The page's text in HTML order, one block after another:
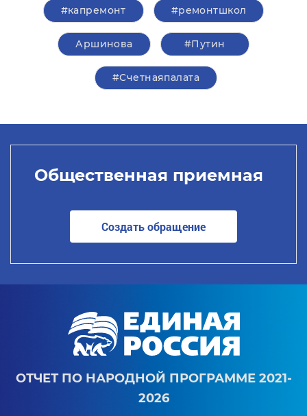
#капремонт #ремонтшкол
​​​​​​​Аршинова #Путин
#Счетнаяпалата
Общественная приемная
Создать обращение
ОТЧЕТ ПО НАРОДНОЙ ПРОГРАММЕ 2021-
2026